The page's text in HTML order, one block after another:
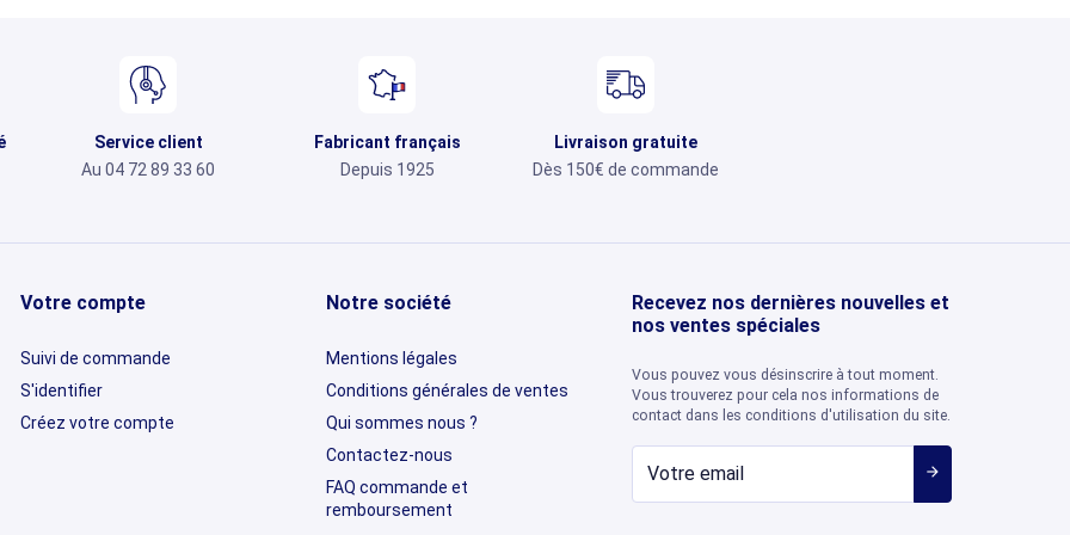
Service client
Au 04 72 89 33 60
Fabricant français
Depuis 1925
Livraison gratuite
Dès 150€ de commande
Votre compte
Suivi de commande
S'identifier
Créez votre compte
Notre société
Mentions légales
Conditions générales de ventes
Qui sommes nous ?
Contactez-nous
FAQ commande et
remboursement
Recevez nos dernières nouvelles et
nos ventes spéciales
Vous pouvez vous désinscrire à tout moment.
Vous trouverez pour cela nos informations de
contact dans les conditions d'utilisation du site.
arrow_forward